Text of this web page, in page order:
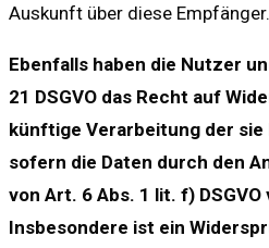
Auskunft über diese Empfänger.
Ebenfalls haben die Nutzer
21 DSGVO das Recht auf
künftige Verarbeitung der
sofern die Daten durch den
von Art. 6 Abs. 1 lit. f)
Insbesondere ist ein